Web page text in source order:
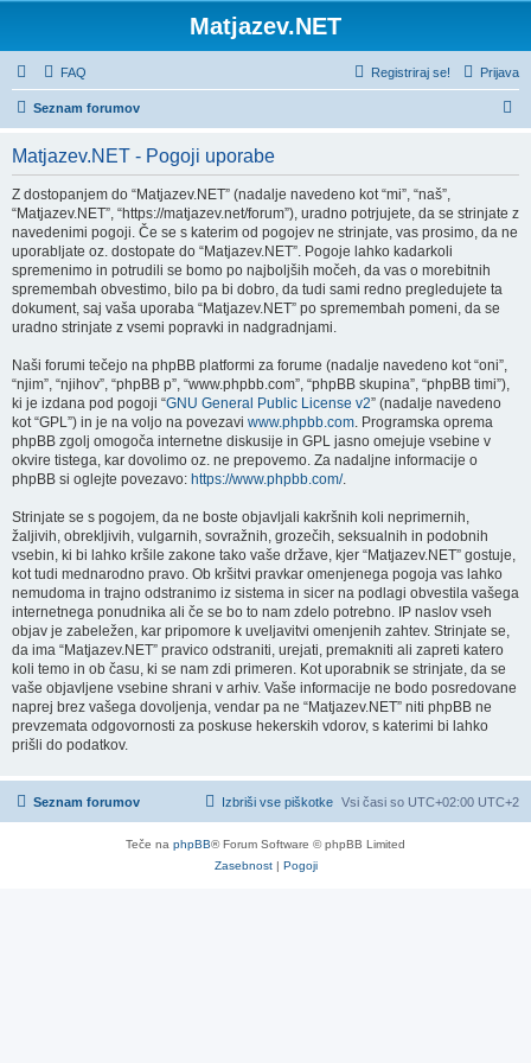
Matjazev.NET
FAQ Prijava
Registriraj se!
Seznam forumov
n
Matjazev.NET - Pogoji uporabe
Z dostopanjem do “Matjazev.NET” (nadalje navedeno kot “mi”, “naš”,
“Matjazev.NET”, “https://matjazev.net/forum”), uradno potrjujete, da se strinjate z
navedenimi pogoji. Če se s katerim od pogojev ne strinjate, vas prosimo, da ne
uporabljate oz. dostopate do “Matjazev.NET”. Pogoje lahko kadarkoli
spremenimo in potrudili se bomo po najboljših močeh, da vas o morebitnih
spremembah obvestimo, bilo pa bi dobro, da tudi sami redno pregledujete ta
dokument, saj vaša uporaba “Matjazev.NET” po spremembah pomeni, da se
uradno strinjate z vsemi popravki in nadgradnjami.
Naši forumi tečejo na phpBB platformi za forume (nadalje navedeno kot “oni”,
“njim”, “njihov”, “phpBB p”, “www.phpbb.com”, “phpBB skupina”, “phpBB timi”),
ki je izdana pod pogoji “GNU General Public License v2” (nadalje navedeno
kot “GPL”) in je na voljo na povezavi www.phpbb.com. Programska oprema
phpBB zgolj omogoča internetne diskusije in GPL jasno omejuje vsebine v
okvire tistega, kar dovolimo oz. ne prepovemo. Za nadaljne informacije o
phpBB si oglejte povezavo: https://www.phpbb.com/.
Strinjate se s pogojem, da ne boste objavljali kakršnih koli neprimernih,
žaljivih, obrekljivih, vulgarnih, sovražnih, grozečih, seksualnih in podobnih
vsebin, ki bi lahko kršile zakone tako vaše države, kjer “Matjazev.NET” gostuje,
kot tudi mednarodno pravo. Ob kršitvi pravkar omenjenega pogoja vas lahko
nemudoma in trajno odstranimo iz sistema in sicer na podlagi obvestila vašega
internetnega ponudnika ali če se bo to nam zdelo potrebno. IP naslov vseh
objav je zabeležen, kar pripomore k uveljavitvi omenjenih zahtev. Strinjate se,
da ima “Matjazev.NET” pravico odstraniti, urejati, premakniti ali zapreti katero
koli temo in ob času, ki se nam zdi primeren. Kot uporabnik se strinjate, da se
vaše objavljene vsebine shrani v arhiv. Vaše informacije ne bodo posredovane
naprej brez vašega dovoljenja, vendar pa ne “Matjazev.NET” niti phpBB ne
prevzemata odgovornosti za poskuse hekerskih vdorov, s katerimi bi lahko
prišli do podatkov.
Seznam forumov Vsi časi so UTC+02:00 UTC+2
Izbriši vse piškotke
Teče na phpBB® Forum Software © phpBB Limited
Zasebnost| Pogoji